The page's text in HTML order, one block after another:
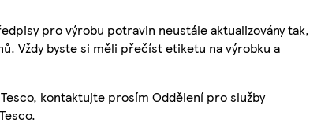
pro výrobu potravin neustále aktualizovány tak,
Vždy byste si měli přečíst etiketu na výrobku a
kontaktujte prosím Oddělení pro služby